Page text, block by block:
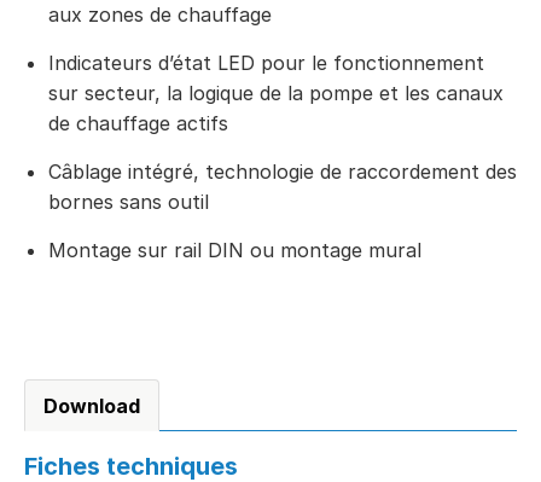
aux zones de chauffage
Indicateurs d’état LED pour le fonctionnement
sur secteur, la logique de la pompe et les canaux
de chauffage actifs
Câblage intégré, technologie de raccordement des
bornes sans outil
Montage sur rail DIN ou montage mural
Download
Fiches techniques